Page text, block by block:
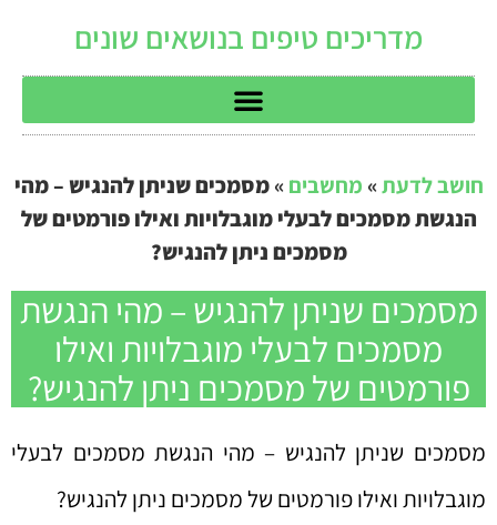
מדריכים טיפים בנושאים שונים
חושב לדעת» מחשבים »מסמכים שניתן להנגיש – מהי
הנגשת מסמכים לבעלי מוגבלויות ואילו פורמטים של
מסמכים ניתן להנגיש?
מסמכים שניתן להנגיש – מהי הנגשת
מסמכים לבעלי מוגבלויות ואילו
פורמטים של מסמכים ניתן להנגיש?
מסמכים שניתן להנגיש – מהי הנגשת מסמכים לבעלי
מוגבלויות ואילו פורמטים של מסמכים ניתן להנגיש?